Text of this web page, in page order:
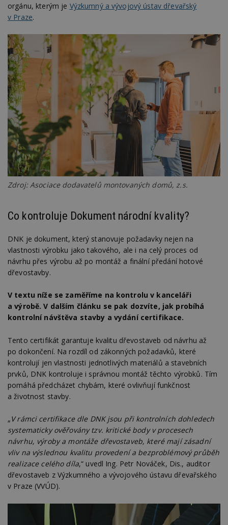
orgánu, kterým je Výzkumný a vývojový ústav dřevařský
v Praze.
Zdroj: Asociace dodavatelů montovaných domů, z.s.
Co kontroluje Dokument národní kvality?
DNK je dokument, který stanovuje požadavky nejen na
vlastnosti výrobku jako takového, ale i na celý proces od
návrhu přes výrobu až po montáž a finální předání hotové
dřevostavby.
V textu níže se zaměříme na kontrolu v kanceláři
a výrobě. V dalším článku se pak dozvíte, jak probíhá
kontrolní návštěva stavby a vydání certifikace.
Tento certifikát garantuje kvalitu dřevostaveb od návrhu až
po dokončení. Na rozdíl od zákonných požadavků, které
kontrolují jen vlastnosti jednotlivých materiálů a stavebních
prvků, DNK kontroluje i správnou montáž těchto výrobků. Tím
pomáhá předcházet chybám, které ovlivňují funkčnost
a životnost stavby.
„V rámci certifikace dle DNK jsou při kontrolních dohledech
systematicky ověřovány tzv. kritické body v procesech
návrhu, výroby a montáže dřevostaveb, které mají zásadní
vliv na výslednou kvalitu provedení a bezproblémový průběh
realizace celého díla,“ uvedl Ing. Petr Nováček, Dis., auditor
dřevostaveb z Výzkumného a vývojového ústavu dřevařského
v Praze (VVÚD).